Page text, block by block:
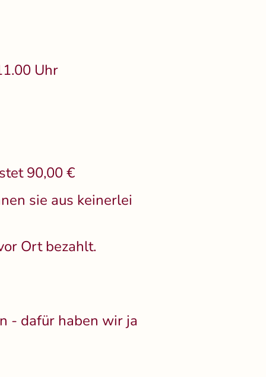
Uhr
90,00 €
sie aus keinerlei
Ort bezahlt.
- dafür haben wir ja